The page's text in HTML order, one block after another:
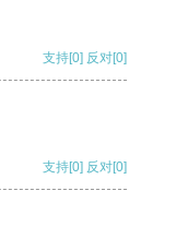
支持[0] 反对[0]
支持[0] 反对[0]